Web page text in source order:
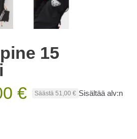
15
€ Säästä 51,00 € Sisältää alv:n